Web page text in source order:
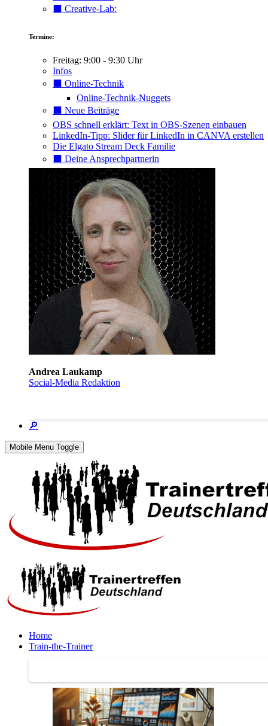
⬛️ Creative-Lab:
Termine:
Freitag: 9:00 - 9:30 Uhr
Infos
⬛️ Online-Technik
Online-Technik-Nuggets
⬛️ Neue Beiträge
OBS schnell erklärt: Text in OBS-Szenen einbauen
LinkedIn-Tipp: Slider für LinkedIn in CANVA erstellen
Die Elgato Stream Deck Familie
⬛️ Deine Ansprechpartnerin
Andrea Laukamp
Social-Media Redaktion
🔎
Mobile Menu Toggle
Home
Train-the-Trainer